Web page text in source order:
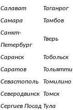
Салават Таганрог
Самара Тамбов
Санкт-
Петербург
Тверь
Саранск Тобольск
Саратов Тольятти
Севастополь
Томилино
Северодвинск Томск
Сергиев Посад Тула